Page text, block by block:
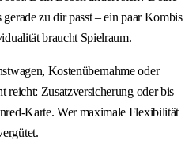
zu dir passt – ein paar Kombis
braucht Spielraum.
Kostenübernahme oder
reicht: Zusatzversicherung oder bis
Karte. Wer maximale Flexibilität